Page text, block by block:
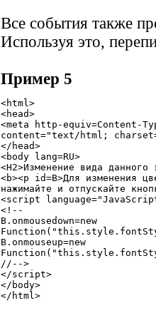
Все события также
Используя это,
Пример 5
<html>
<head>
<meta http-equiv=Content-
content="text/html;
</head>
<body lang=RU>
<H2>Изменение вида данного
<b><p id=B>Для изменения
нажимайте и отпускайте
<script
<!--
B.onmousedown=new
B.onmouseup=new
//-->
</script>
</body>